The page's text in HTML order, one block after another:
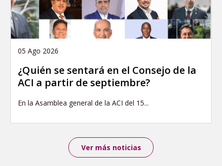
05 Ago 2026
¿Quién se sentará en el Consejo de la
ACI a partir de septiembre?
En la Asamblea general de la ACI del 15...
Ver más noticias